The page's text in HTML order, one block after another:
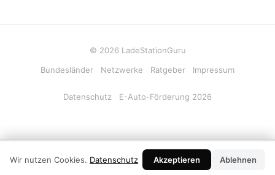
© 2026 LadeStationGuru
Bundesländer
Netzwerke Ratgeber Impressum
Datenschutz E-Auto-Förderung 2026
Wir nutzen Cookies. Datenschutz Akzeptieren Ablehnen
Kostenlos · Offline · Kein Login
Installieren ×